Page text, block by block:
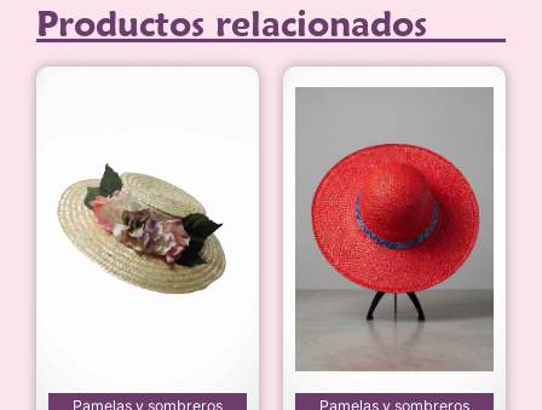
Productos relacionados
Pamelas y sombreros Pamelas y sombreros